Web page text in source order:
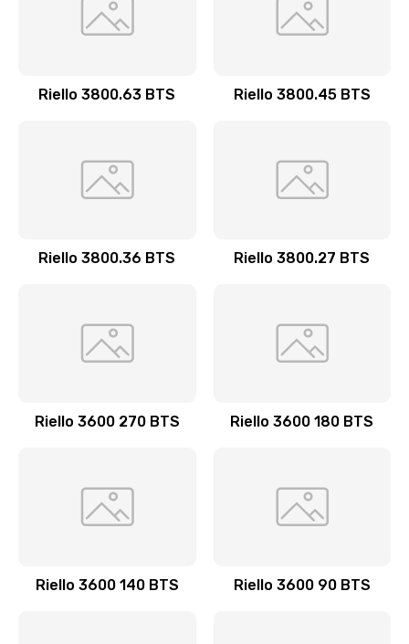
Riello 3800.63 BTS Riello 3800.45 BTS
Riello 3800.36 BTS Riello 3800.27 BTS
Riello 3600 270 BTS Riello 3600 180 BTS
Riello 3600 140 BTS Riello 3600 90 BTS